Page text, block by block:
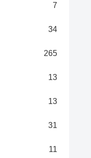
7
34
265
13
13
31
11